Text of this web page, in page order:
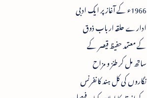
1966ء کے آغاز پر ایک ادبی
ادارے حلقہ ارباب ذوق
کے معتمد حفیظ قیصر کے
ساتھ مل کر طنز و مزاح
نگاروں کی کل ہند کانفرنس